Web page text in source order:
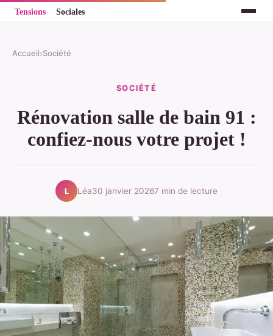
Accueil›Société
SOCIÉTÉ
Rénovation salle de bain 91 :
confiez-nous votre projet !
L Léa30 janvier 20267 min de lecture